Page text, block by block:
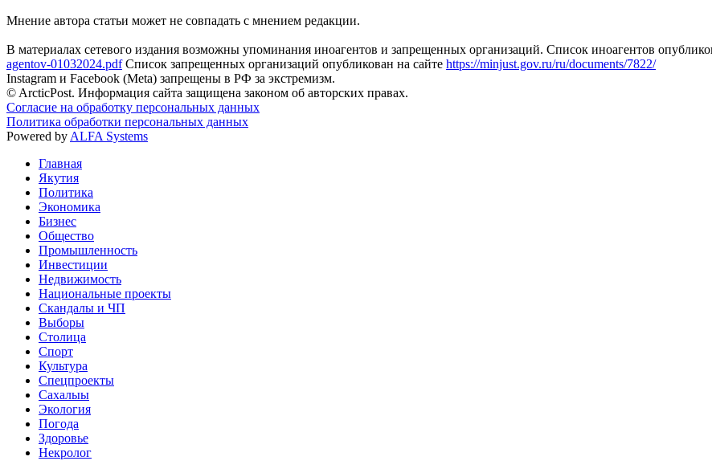
Мнение автора статьи может не совпадать с мнением редакции.
В материалах сетевого издания возможны упоминания иноагентов и запрещенных организаций. Список иноагентов
agentov-01032024.pdfСписок запрещенных организаций опубликован на сайте https://minjust.gov.ru/ru/documents/7822/
Instagram и Facebook (Metа) запрещены в РФ за экстремизм.
© ArcticPost. Информация сайта защищена законом об авторских правах.
Согласие на обработку персональных данных
Политика обработки персональных данных
Powered by ALFA Systems
Главная
Якутия
Политика
Экономика
Бизнес
Общество
Промышленность
Инвестиции
Недвижимость
Национальные проекты
Скандалы и ЧП
Выборы
Столица
Спорт
Культура
Спецпроекты
Сахалыы
Экология
Погода
Здоровье
Некролог